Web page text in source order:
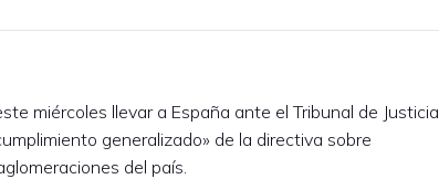
miércoles llevar a España ante el Tribunal de Justicia
generalizado» de la directiva sobre
del país.